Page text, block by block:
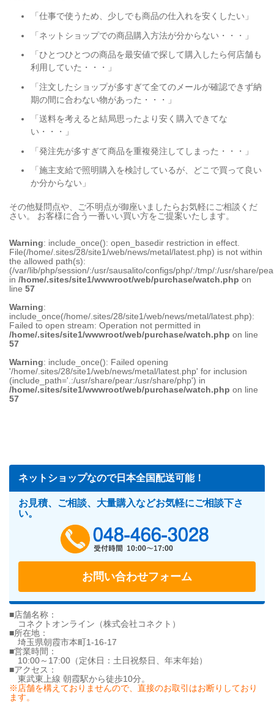
「仕事で使うため、少しでも商品の仕入れを安くしたい」
「ネットショップでの商品購入方法が分からない・・・」
「ひとつひとつの商品を最安値で探して購入したら何店舗も
利用していた・・・」
「注文したショップが多すぎて全てのメールが確認できず納
期の間に合わない物があった・・・」
「送料を考えると結局思ったより安く購入できてな
い・・・」
「発注先が多すぎて商品を重複発注してしまった・・・」
「施主支給で照明購入を検討しているが、どこで買って良い
か分からない」
その他疑問点や、ご不明点が御座いましたらお気軽にご相談くだ
さい。 お客様に合う一番いい買い方をご提案いたします。
Warning: include_once(): open_basedir restriction in effect.
File(/home/.sites/28/site1/web/news/metal/latest.php) is not within
the allowed path(s):
(/var/lib/php/session/:/usr/sausalito/configs/php/:/tmp/:/usr/share/
in /home/.sites/site1/wwwroot/web/purchase/watch.php on
line 57
Warning:
include_once(/home/.sites/28/site1/web/news/metal/latest.php):
Failed to open stream: Operation not permitted in
/home/.sites/site1/wwwroot/web/purchase/watch.php on line
57
Warning: include_once(): Failed opening
'/home/.sites/28/site1/web/news/metal/latest.php' for inclusion
(include_path='.:/usr/share/pear:/usr/share/php') in
/home/.sites/site1/wwwroot/web/purchase/watch.php on line
57
ネットショップなので日本全国配送可能！
お見積、ご相談、大量購入などお気軽にご相談下さ
い。
お問い合わせフォーム
■店舗名称：
コネクトオンライン（株式会社コネクト）
■所在地：
埼玉県朝霞市本町1-16-17
■営業時間：
10:00～17:00（定休日：土日祝祭日、年末年始）
■アクセス：
東武東上線 朝霞駅から徒歩10分。
※店舗を構えておりませんので、直接のお取引はお断りしており
ます。